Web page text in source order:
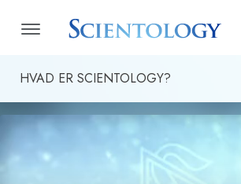
HVAD ER SCIENTOLOGY?